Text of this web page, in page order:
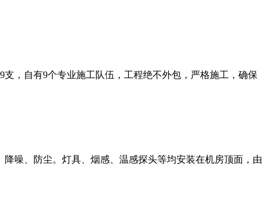
，自有9个专业施工队伍，工程绝不外包，严格施工，确保
噪、防尘。灯具、烟感、温感探头等均安装在机房顶面，由